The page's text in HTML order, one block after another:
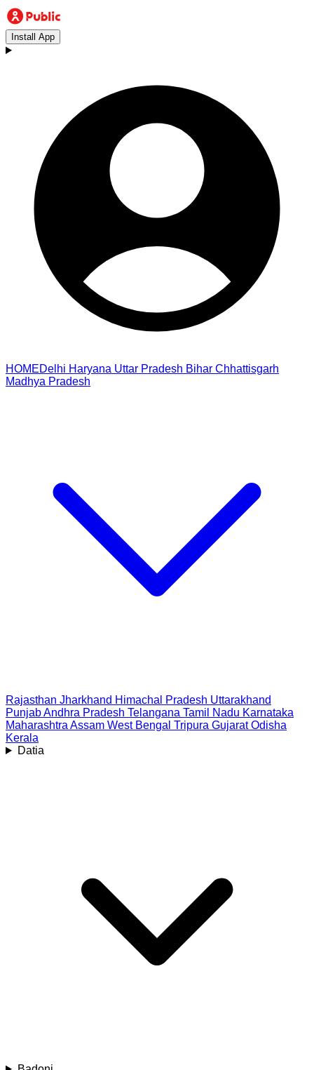
Install App
HOMEDelhi Haryana Uttar Pradesh Bihar Chhattisgarh
Madhya Pradesh
Rajasthan Jharkhand Himachal Pradesh Uttarakhand
PunjabAndhra Pradesh Telangana Tamil Nadu Karnataka
Maharashtra Assam West Bengal Tripura Gujarat Odisha
Kerala
Datia